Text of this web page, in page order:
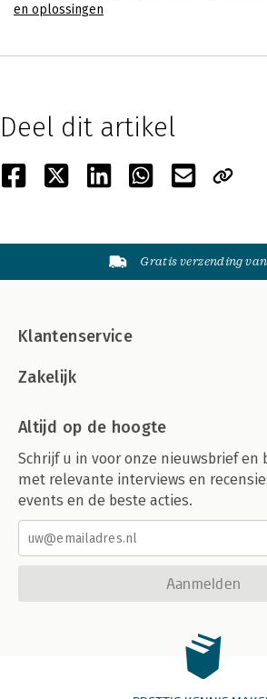
en oplossingen
Deel dit artikel
Gratis verzending
Klantenservice
Zakelijk
Altijd op de hoogte
Schrijf u in voor onze nieuwsbrief
met relevante interviews en
events en de beste acties.
Aanmelden